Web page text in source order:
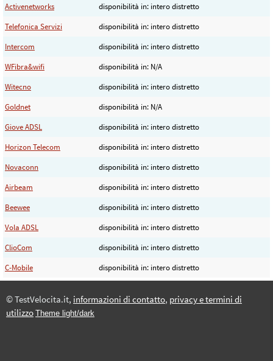
Activenetworks
disponibilità in: intero distretto
Telefonica Servizi
disponibilità in: intero distretto
Intercom
disponibilità in: intero distretto
WFibra&wifi
disponibilità in: N/A
Witecno
disponibilità in: intero distretto
Goldnet
disponibilità in: N/A
Giove ADSL
disponibilità in: intero distretto
Horizon Telecom
disponibilità in: intero distretto
Novaconn
disponibilità in: intero distretto
Airbeam
disponibilità in: intero distretto
Beewee
disponibilità in: intero distretto
Vola ADSL
disponibilità in: intero distretto
ClioCom
disponibilità in: intero distretto
C-Mobile
disponibilità in: intero distretto
© TestVelocita.it, informazioni di contatto, privacy e termini di
utilizzo Theme light/dark